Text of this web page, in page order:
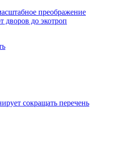
преображение
дворов до экотроп
сокращать перечень